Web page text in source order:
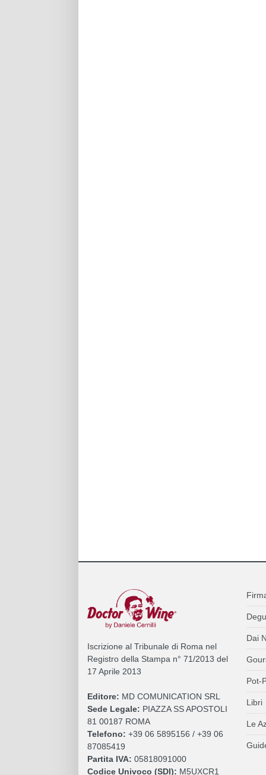
Iscrizione al Tribunale di Roma nel
Registro della Stampa n° 71/2013 del
17 Aprile 2013
Editore: MD COMUNICATION SRL
Sede Legale: PIAZZA SS APOSTOLI
81 00187 ROMA
Telefono: +39 06 5895156 / +39 06
87085419
Partita IVA: 05818091000
Codice Univoco (SDI): M5UXCR1
Dai
Pot-
Libri
Le